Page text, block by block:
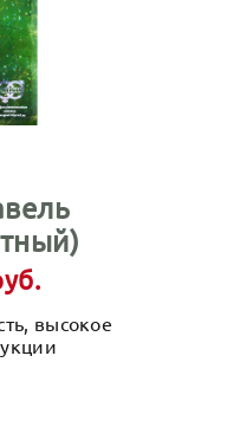
высокое